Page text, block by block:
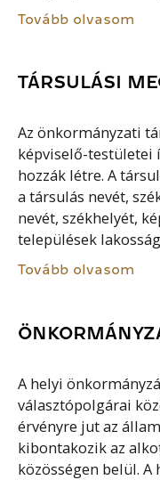
Tovább olvasom
TÁRSULÁSI
Az önkormányzati
képviselő-testületei
hozzák létre. A
a társulás nevét,
nevét, székhelyét,
települések
Tovább olvasom
A helyi
választópolgárai
érvényre jut az
kibontakozik az
közösségen belül. A